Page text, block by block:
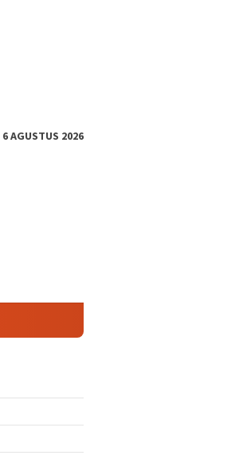
AGUSTUS 2026